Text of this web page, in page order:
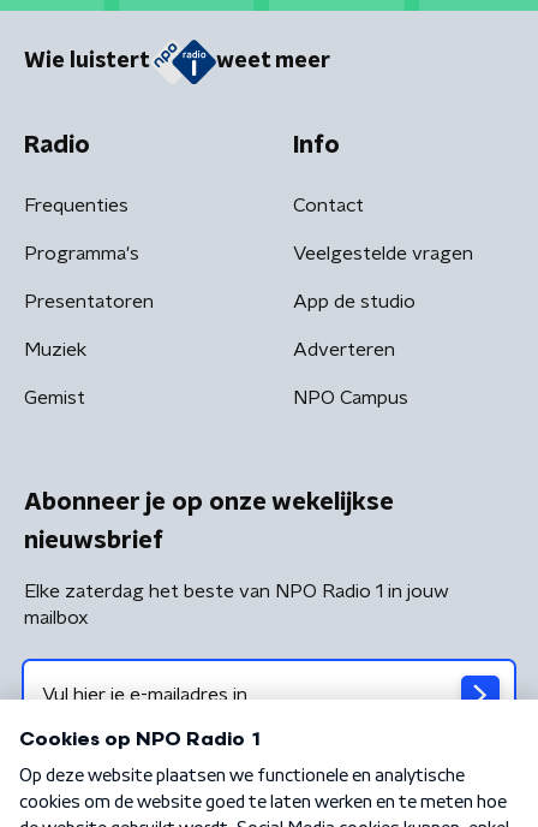
Wie luistert weet meer
Radio
Frequenties
Programma's
Presentatoren
Muziek
Gemist
Info
Contact
Veelgestelde vragen
App de studio
Adverteren
NPO Campus
Abonneer je op onze wekelijkse
nieuwsbrief
Elke zaterdag het beste van NPO Radio 1 in jouw
mailbox